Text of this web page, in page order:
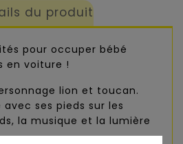
du produit
pour occuper bébé
en voiture !
lion et toucan.
ses pieds sur les
la musique et la lumière